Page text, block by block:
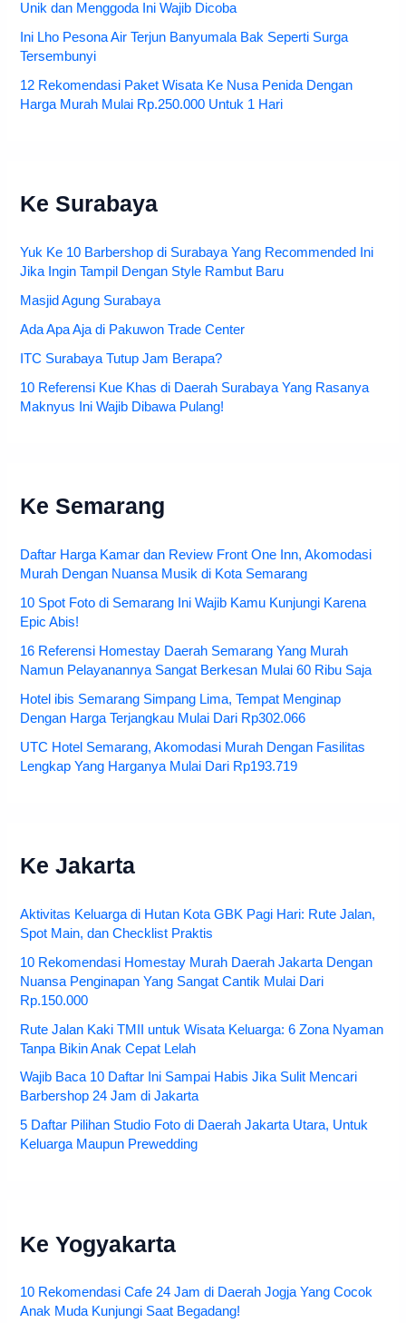
Unik dan Menggoda Ini Wajib Dicoba
Ini Lho Pesona Air Terjun Banyumala Bak Seperti Surga
Tersembunyi
12 Rekomendasi Paket Wisata Ke Nusa Penida Dengan
Harga Murah Mulai Rp.250.000 Untuk 1 Hari
Ke Surabaya
Yuk Ke 10 Barbershop di Surabaya Yang Recommended Ini
Jika Ingin Tampil Dengan Style Rambut Baru
Masjid Agung Surabaya
Ada Apa Aja di Pakuwon Trade Center
ITC Surabaya Tutup Jam Berapa?
10 Referensi Kue Khas di Daerah Surabaya Yang Rasanya
Maknyus Ini Wajib Dibawa Pulang!
Ke Semarang
Daftar Harga Kamar dan Review Front One Inn, Akomodasi
Murah Dengan Nuansa Musik di Kota Semarang
10 Spot Foto di Semarang Ini Wajib Kamu Kunjungi Karena
Epic Abis!
16 Referensi Homestay Daerah Semarang Yang Murah
Namun Pelayanannya Sangat Berkesan Mulai 60 Ribu Saja
Hotel ibis Semarang Simpang Lima, Tempat Menginap
Dengan Harga Terjangkau Mulai Dari Rp302.066
UTC Hotel Semarang, Akomodasi Murah Dengan Fasilitas
Lengkap Yang Harganya Mulai Dari Rp193.719
Ke Jakarta
Aktivitas Keluarga di Hutan Kota GBK Pagi Hari: Rute Jalan,
Spot Main, dan Checklist Praktis
10 Rekomendasi Homestay Murah Daerah Jakarta Dengan
Nuansa Penginapan Yang Sangat Cantik Mulai Dari
Rp.150.000
Rute Jalan Kaki TMII untuk Wisata Keluarga: 6 Zona Nyaman
Tanpa Bikin Anak Cepat Lelah
Wajib Baca 10 Daftar Ini Sampai Habis Jika Sulit Mencari
Barbershop 24 Jam di Jakarta
5 Daftar Pilihan Studio Foto di Daerah Jakarta Utara, Untuk
Keluarga Maupun Prewedding
Ke Yogyakarta
10 Rekomendasi Cafe 24 Jam di Daerah Jogja Yang Cocok
Anak Muda Kunjungi Saat Begadang!